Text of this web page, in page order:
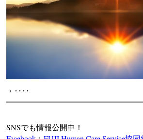
・････
SNSでも情報公開中！